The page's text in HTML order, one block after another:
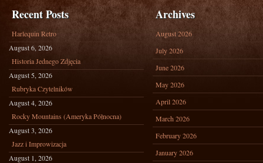
Recent Posts
Harlequin Retro
August 6, 2026
Historia Jednego Zdjęcia
August 5, 2026
Rubryka Czytelników
August 4, 2026
Rocky Mountains (Ameryka Północna)
August 3, 2026
Jazz i Improwizacja
August 1, 2026
Archives
August 2026
July 2026
June 2026
May 2026
April 2026
March 2026
February 2026
January 2026